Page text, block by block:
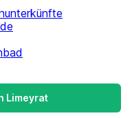
Limeyrat